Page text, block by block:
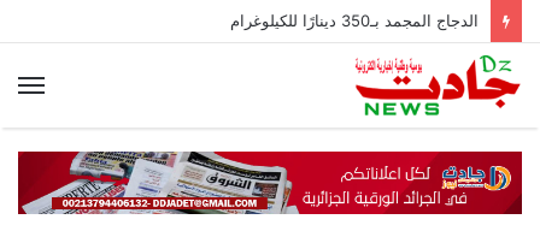
الدجاج المجمد بـ350 دينارًا للكيلوغرام